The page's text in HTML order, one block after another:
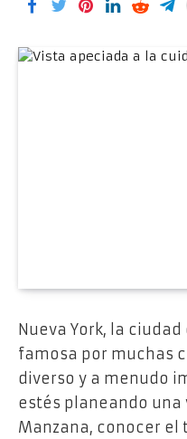
Nueva York, la
famosa por muchas
diverso y a menudo
estés planeando una
Manzana, conocer el